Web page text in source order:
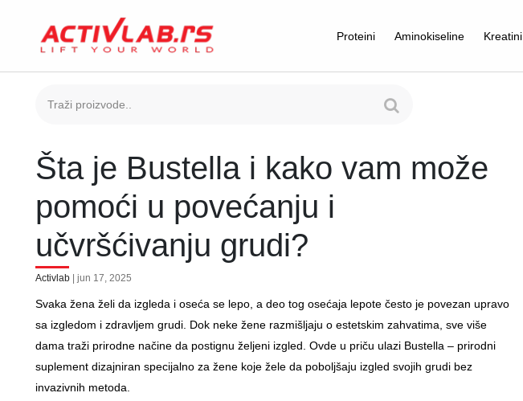
Proteini Aminokiseline Kreatini
Šta je Bustella i kako vam može
pomoći u povećanju i
učvršćivanju grudi?
Activlab | jun 17, 2025
Svaka žena želi da izgleda i oseća se lepo, a deo tog osećaja lepote često je povezan upravo
sa izgledom i zdravljem grudi. Dok neke žene razmišljaju o estetskim zahvatima, sve više
dama traži prirodne načine da postignu željeni izgled. Ovde u priču ulazi Bustella – prirodni
suplement dizajniran specijalno za žene koje žele da poboljšaju izgled svojih grudi bez
invazivnih metoda.